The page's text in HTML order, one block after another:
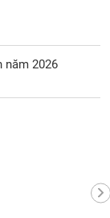
năm 2026